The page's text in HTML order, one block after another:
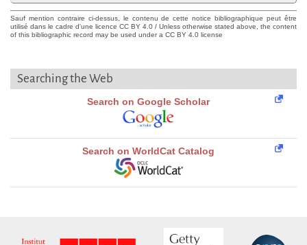
Sauf mention contraire ci-dessus, le contenu de cette notice bibliographique peut être
utilisé dans le cadre d'une licence CC BY 4.0 / Unless otherwise stated above, the content
of this bibliographic record may be used under a CC BY 4.0 license
Searching the Web
Search on Google Scholar
Search on WorldCat Catalog